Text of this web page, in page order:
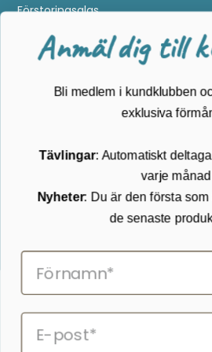
Förstoringsglas
Guider
Köpvillkor
Cookies
Prenumerera på vårt
Följ oss på Facebook
Anmäl dig till
Bli medlem i kundklubben
exklusiva
Tävlingar: Automatiskt
varje månad
Nyheter: Du är den första
de senaste